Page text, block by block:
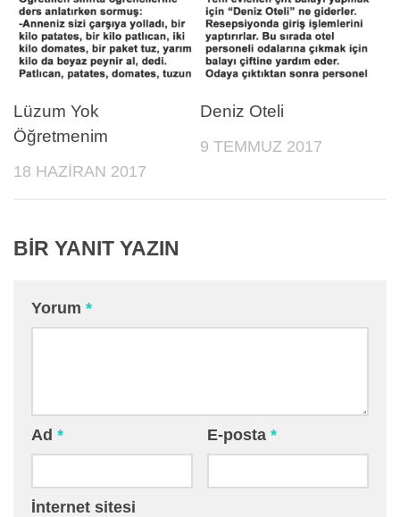
Lüzum Yok
Öğretmenim
18 HAZIRAN 2017
Deniz Oteli
9 TEMMUZ 2017
BIR YANIT YAZIN
Yorum *
Ad * E-posta *
İnternet sitesi